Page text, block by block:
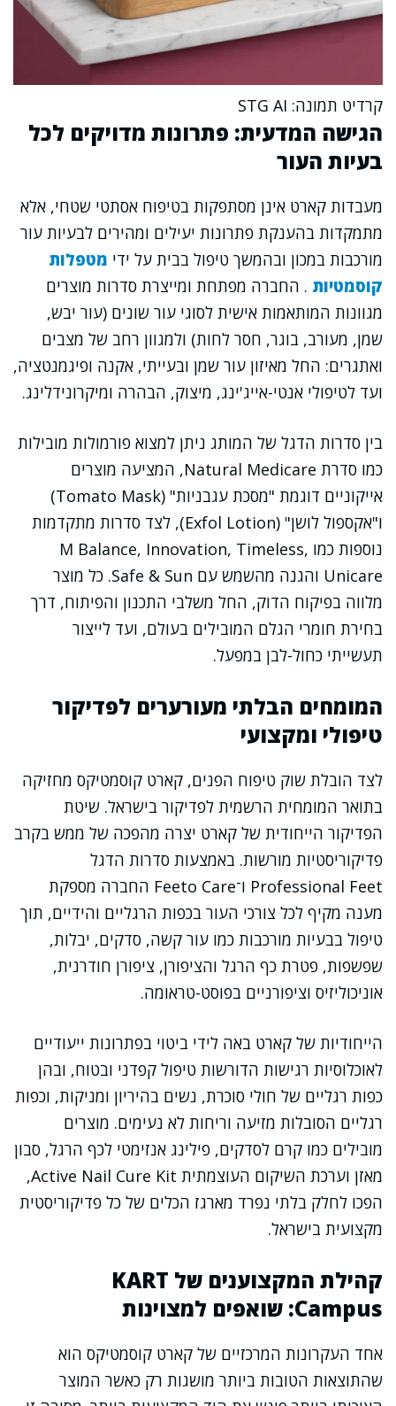
קרדיט תמונה: STG AI
הגישה המדעית: פתרונות מדויקים לכל
בעיות העור
מעבדות קארט אינן מסתפקות בטיפוח אסתטי שטחי, אלא
מתמקדות בהענקת פתרונות יעילים ומהירים לבעיות עור
מורכבות במכון ובהמשך טיפול בבית על ידי מטפלות
קוסמטיות . החברה מפתחת ומייצרת סדרות מוצרים
מגוונות המותאמות אישית לסוגי עור שונים (עור יבש,
שמן, מעורב, בוגר, חסר לחות) ולמגוון רחב של מצבים
ואתגרים: החל מאיזון עור שמן ובעייתי, אקנה ופיגמנטציה,
ועד לטיפולי אנטי-אייג'ינג, מיצוק, הבהרה ומיקרונידלינג.
בין סדרות הדגל של המותג ניתן למצוא פורמולות מובילות
כמו סדרת Natural Medicare, המציעה מוצרים
אייקוניים דוגמת "מסכת עגבניות" (Tomato Mask)
ו"אקספול לושן" (Exfol Lotion), לצד סדרות מתקדמות
נוספות כמו M Balance, Innovation, Timeless,
Unicare והגנה מהשמש עם Safe & Sun. כל מוצר
מלווה בפיקוח הדוק, החל משלבי התכנון והפיתוח, דרך
בחירת חומרי הגלם המובילים בעולם, ועד לייצור
תעשייתי כחול-לבן במפעל.
המומחים הבלתי מעורערים לפדיקור
טיפולי ומקצועי
לצד הובלת שוק טיפוח הפנים, קארט קוסמטיקס מחזיקה
בתואר המומחית הרשמית לפדיקור בישראל. שיטת
הפדיקור הייחודית של קארט יצרה מהפכה של ממש בקרב
פדיקוריסטיות מורשות. באמצעות סדרות הדגל
Professional Feet ו־Feeto Care החברה מספקת
מענה מקיף לכל צורכי העור בכפות הרגליים והידיים, תוך
טיפול בבעיות מורכבות כמו עור קשה, סדקים, יבלות,
שפשפות, פטרת כף הרגל והציפורן, ציפורן חודרנית,
אוניכוליזיס וציפורניים בפוסט-טראומה.
הייחודיות של קארט באה לידי ביטוי בפתרונות ייעודיים
לאוכלוסיות רגישות הדורשות טיפול קפדני ובטוח, ובהן
כפות רגליים של חולי סוכרת, נשים בהיריון ומניקות, וכפות
רגליים הסובלות מזיעה וריחות לא נעימים. מוצרים
מובילים כמו קרם לסדקים, פילינג אנזימטי לכף הרגל, סבון
מאזן וערכת השיקום העוצמתית Active Nail Cure Kit,
הפכו לחלק בלתי נפרד מארגז הכלים של כל פדיקוריסטית
מקצועית בישראל.
קהילת המקצוענים של KART
Campus: שואפים למצוינות
אחד העקרונות המרכזיים של קארט קוסמטיקס הוא
שהתוצאות הטובות ביותר מושגות רק כאשר המוצר